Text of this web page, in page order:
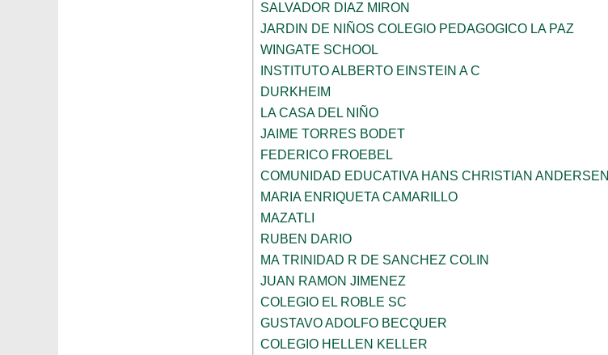
SALVADOR DIAZ MIRON
JARDIN DE NIÑOS COLEGIO PEDAGOGICO LA PAZ
WINGATE SCHOOL
INSTITUTO ALBERTO EINSTEIN A C
DURKHEIM
LA CASA DEL NIÑO
JAIME TORRES BODET
FEDERICO FROEBEL
COMUNIDAD EDUCATIVA HANS CHRISTIAN ANDERSEN
MARIA ENRIQUETA CAMARILLO
MAZATLI
RUBEN DARIO
MA TRINIDAD R DE SANCHEZ COLIN
JUAN RAMON JIMENEZ
COLEGIO EL ROBLE SC
GUSTAVO ADOLFO BECQUER
COLEGIO HELLEN KELLER